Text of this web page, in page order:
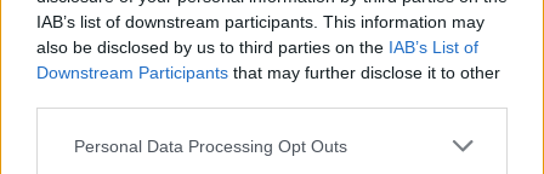
IAB’s list of downstream participants. This information may
also be disclosed by us to third parties on the IAB’s List of
Downstream Participants that may further disclose it to other
Personal Data Processing Opt Outs
Τετάρτη, 15 Νοεμβρίου 2023